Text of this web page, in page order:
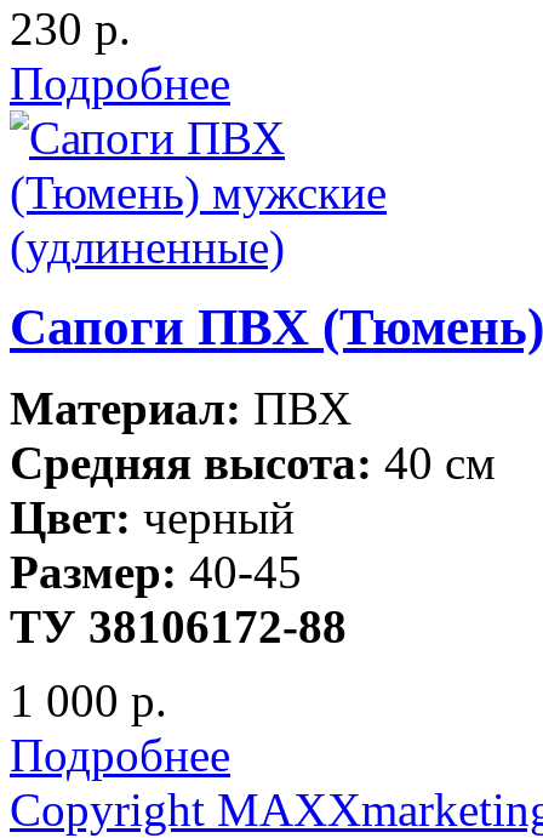
230 р.
Подробнее
Сапоги ПВХ
Материал: ПВХ
Средняя высота: 40 см
Цвет: черный
Размер: 40-45
ТУ 38106172-88
1 000 р.
Подробнее
Copyright